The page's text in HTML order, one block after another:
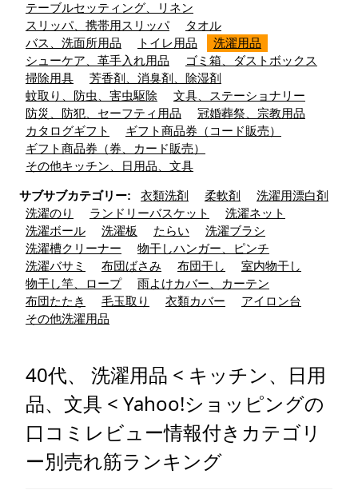
テーブルセッティング、リネン
スリッパ、携帯用スリッパ
タオル
バス、洗面所用品
トイレ用品
洗濯用品
シューケア、革手入れ用品
ゴミ箱、ダストボックス
掃除用具
芳香剤、消臭剤、除湿剤
蚊取り、防虫、害虫駆除
文具、ステーショナリー
防災、防犯、セーフティ用品
冠婚葬祭、宗教用品
カタログギフト
ギフト商品券（コード販売）
ギフト商品券（券、カード販売）
その他キッチン、日用品、文具
サブサブカテゴリー: 衣類洗剤 柔軟剤
洗濯用漂白剤
洗濯のり
ランドリーバスケット
洗濯ネット
洗濯ボール
洗濯板 たらい
洗濯ブラシ
洗濯槽クリーナー
物干しハンガー、ピンチ
洗濯バサミ
布団ばさみ 布団干し
室内物干し
物干し竿、ロープ
雨よけカバー、カーテン
布団たたき
毛玉取り 衣類カバー
アイロン台
その他洗濯用品
40代、 洗濯用品 < キッチン、日用
品、文具 < Yahoo!ショッピングの
口コミレビュー情報付きカテゴリ
ー別売れ筋ランキング